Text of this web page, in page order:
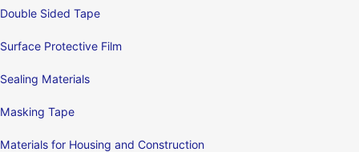
Double Sided Tape
Surface Protective Film
Sealing Materials
Masking Tape
Materials for Housing and Construction